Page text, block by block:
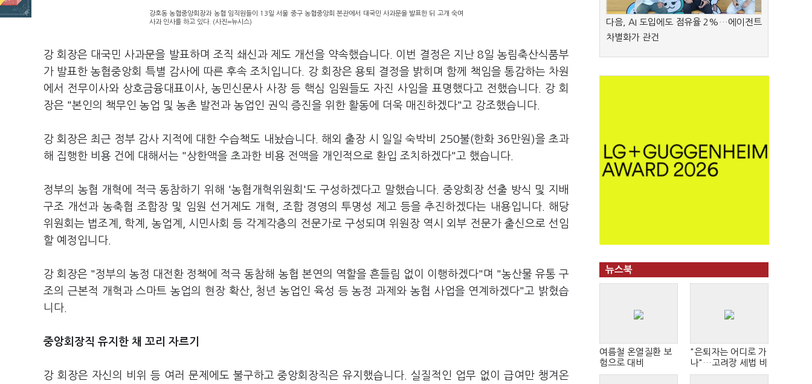
강호동 농협중앙회장과 농협 임직원들이 13일 서울 중구 농협중앙회 본관에서 대국민 사과문을 발표한 뒤 고개 숙여
사과 인사를 하고 있다. (사진=뉴시스)
강 회장은 대국민 사과문을 발표하며 조직 쇄신과 제도 개선을 약속했습니다. 이번 결정은 지난 8일 농림축산식품부
가 발표한 농협중앙회 특별 감사에 따른 후속 조치입니다. 강 회장은 용퇴 결정을 밝히며 함께 책임을 통감하는 차원
에서 전무이사와 상호금융대표이사, 농민신문사 사장 등 핵심 임원들도 자진 사임을 표명했다고 전했습니다. 강 회
장은 "본인의 책무인 농업 및 농촌 발전과 농업인 권익 증진을 위한 활동에 더욱 매진하겠다"고 강조했습니다.
강 회장은 최근 정부 감사 지적에 대한 수습책도 내놨습니다. 해외 출장 시 일일 숙박비 250불(한화 36만원)을 초과
해 집행한 비용 건에 대해서는 "상한액을 초과한 비용 전액을 개인적으로 환입 조치하겠다"고 했습니다.
정부의 농협 개혁에 적극 동참하기 위해 '농협개혁위원회'도 구성하겠다고 말했습니다. 중앙회장 선출 방식 및 지배
구조 개선과 농축협 조합장 및 임원 선거제도 개혁, 조합 경영의 투명성 제고 등을 추진하겠다는 내용입니다. 해당
위원회는 법조계, 학계, 농업계, 시민사회 등 각계각층의 전문가로 구성되며 위원장 역시 외부 전문가 출신으로 선임
할 예정입니다.
강 회장은 "정부의 농정 대전환 정책에 적극 동참해 농협 본연의 역할을 흔들림 없이 이행하겠다"며 "농산물 유통 구
조의 근본적 개혁과 스마트 농업의 현장 확산, 청년 농업인 육성 등 농정 과제와 농협 사업을 연계하겠다"고 밝혔습
니다.
중앙회장직 유지한 채 꼬리 자르기
강 회장은 자신의 비위 등 여러 문제에도 불구하고 중앙회장직은 유지했습니다. 실질적인 업무 없이 급여만 챙겨온
다음, AI 도입에도 점유율 2%…에이전트
차별화가 관건
뉴스북
여름철 온열질환 보
험으로 대비
"은퇴자는 어디로 가
나"…고려장 세법 비
판 확산